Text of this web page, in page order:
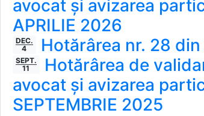
avocat și avizarea
APRILIE 2026
DEC.
4
Hotărârea nr. 28 din
SEPT.
11
Hotărârea de
avocat și avizarea
SEPTEMBRIE 2025